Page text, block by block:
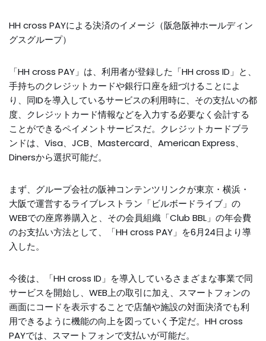
HH cross PAYによる決済のイメージ（阪急阪神ホールディン
グスグループ）
「HH cross PAY」は、利用者が登録した「HH cross ID」と、
手持ちのクレジットカードや銀行口座を紐づけることによ
り、同IDを導入しているサービスの利用時に、その支払いの都
度、クレジットカード情報などを入力する必要なく会計する
ことができるペイメントサービスだ。クレジットカードブラ
ンドは、Visa、JCB、Mastercard、American Express、
Dinersから選択可能だ。
まず、グループ会社の阪神コンテンツリンクが東京・横浜・
大阪で運営するライブレストラン「ビルボードライブ」の
WEBでの座席券購入と、その会員組織「Club BBL」の年会費
のお支払い方法として、「HH cross PAY」を6月24日より導
入した。
今後は、「HH cross ID」を導入しているさまざまな事業で同
サービスを開始し、WEB上の取引に加え、スマートフォンの
画面にコードを表示することで店舗や施設の対面決済でも利
用できるように機能の向上を図っていく予定だ。HH cross
PAYでは、スマートフォンで支払いが可能だ。